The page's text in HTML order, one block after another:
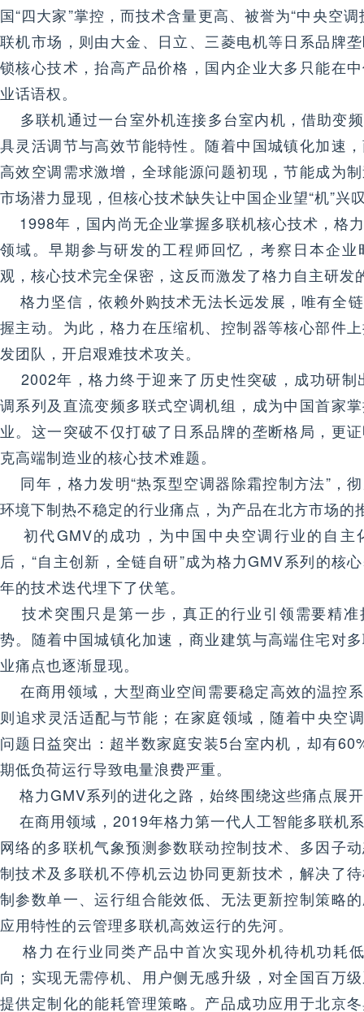
国“四大家”掌控，而技术含量更高、被誉为“中央空
联机市场，则由大金、日立、三菱电机等日系品牌
锁核心技术，抬高产品价格，国内企业大多只能在
业话语权。
多联机通过一台室外机连接多台室内机，借助变
具灵活调节与高效节能特性。随着中国城镇化加速
高效空调需求激增，全球能源问题初现，节能成为
市场潜力显现，但核心技术缺失让中国企业望“机”兴
1998年，国内尚无企业掌握多联机核心技术，格
领域。早期参与研发的工程师回忆，考察日本企
观，核心技术完全保密，这反而激发了格力自主研发
格力坚信，依赖外购技术无法长远发展，唯有全
握主动。为此，格力在压缩机、控制器等核心部件
发团队，开启艰难技术攻关。
2002年，格力终于迎来了历史性突破，成功研制
调系列及直流变频多联式空调机组，成为中国首家
业。这一突破不仅打破了日系品牌的垄断格局，更
克高端制造业的核心技术难题。
同年，格力发明“热泵型空调器除霜控制方法”，
环境下制热不稳定的行业痛点，为产品在北方市场的
初代GMV的成功，为中国中央空调行业的自主
后，“自主创新，全链自研”成为格力GMV系列的核
年的技术迭代埋下了伏笔。
技术突围只是第一步，真正的行业引领需要精准
势。随着中国城镇化加速，商业建筑与高端住宅对
业痛点也逐渐显现。
在商用领域，大型商业空间需要稳定高效的温控
则追求灵活适配与节能；在家庭领域，随着中央空
问题日益突出：超半数家庭安装5台室内机，却有
期低负荷运行导致电量浪费严重。
格力GMV系列的进化之路，始终围绕这些痛点展
在商用领域，2019年格力第一代人工智能多联机
网络的多联机气象预测参数联动控制技术、多因子
制技术及多联机不停机云边协同更新技术，解决了
制参数单一、运行组合能效低、无法更新控制策略
应用特性的云管理多联机高效运行的先河。
格力在行业同类产品中首次实现外机待机功耗
向；实现无需停机、用户侧无感升级，对全国百万
提供定制化的能耗管理策略。产品成功应用于北京